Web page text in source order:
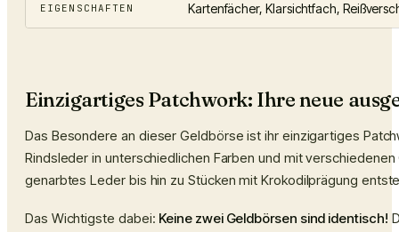
EIGENSCHAFTEN Kartenfächer, Klarsichtfach,
Einzigartiges Patchwork: Ihre neue
Das Besondere an dieser Geldbörse ist ihr einzigartiges
Rindsleder in unterschiedlichen Farben und mit
genarbtes Leder bis hin zu Stücken mit Krokodilprägung
Das Wichtigste dabei: Keine zwei Geldbörsen sind identisch!